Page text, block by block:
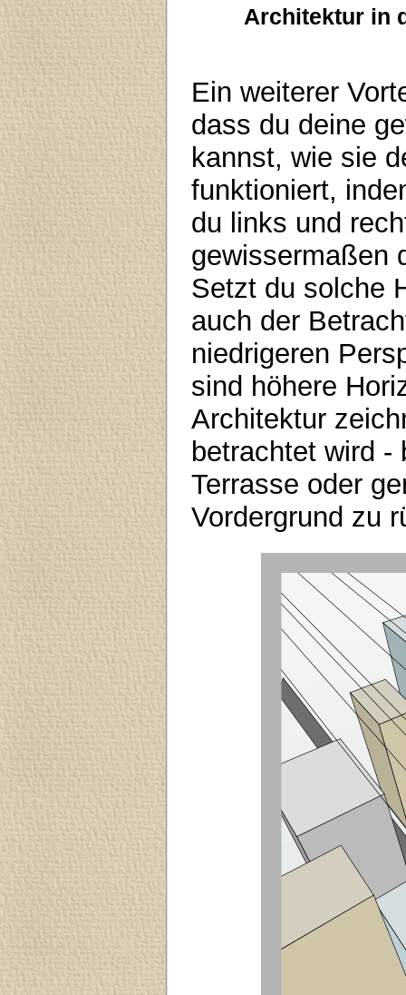
Architektur in
Ein weiterer
dass du deine
kannst, wie sie
funktioniert,
du links und
gewissermaßen
Setzt du solche
auch der
niedrigeren
sind höhere
Architektur
betrachtet wird -
Terrasse oder
Vordergrund zu